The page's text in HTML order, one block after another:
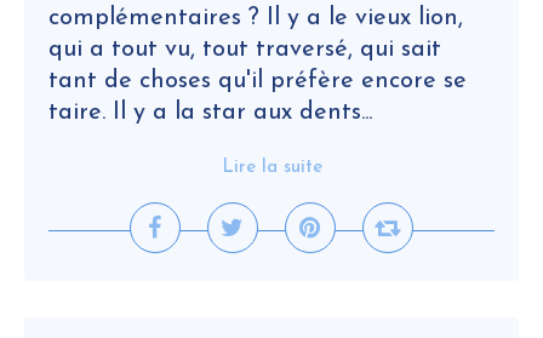
complémentaires ? Il y a le vieux lion,
qui a tout vu, tout traversé, qui sait
tant de choses qu'il préfère encore se
taire. Il y a la star aux dents...
Lire la suite